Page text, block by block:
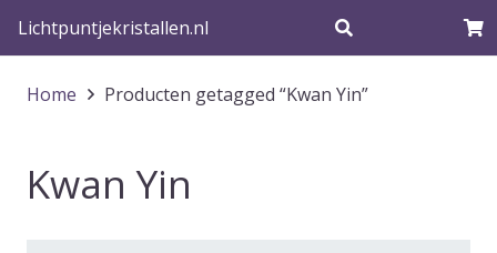
Lichtpuntjekristallen.nl
Home Producten getagged “Kwan Yin”
Kwan Yin